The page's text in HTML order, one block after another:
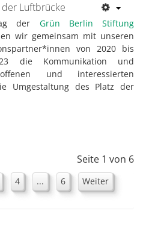
Luftbrücke
der Grün Berlin Stiftung
wir gemeinsam mit unseren
von 2020 bis
die Kommunikation und
und interessierten
Umgestaltung des Platz der
Seite 1 von 6
4 ... 6
Weiter